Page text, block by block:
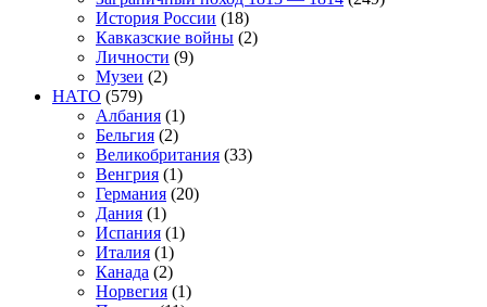
История России (18)
Кавказские войны (2)
Личности (9)
Музеи (2)
НАТО (579)
Албания (1)
Бельгия (2)
Великобритания (33)
Венгрия (1)
Германия (20)
Дания (1)
Испания (1)
Италия (1)
Канада (2)
Норвегия (1)